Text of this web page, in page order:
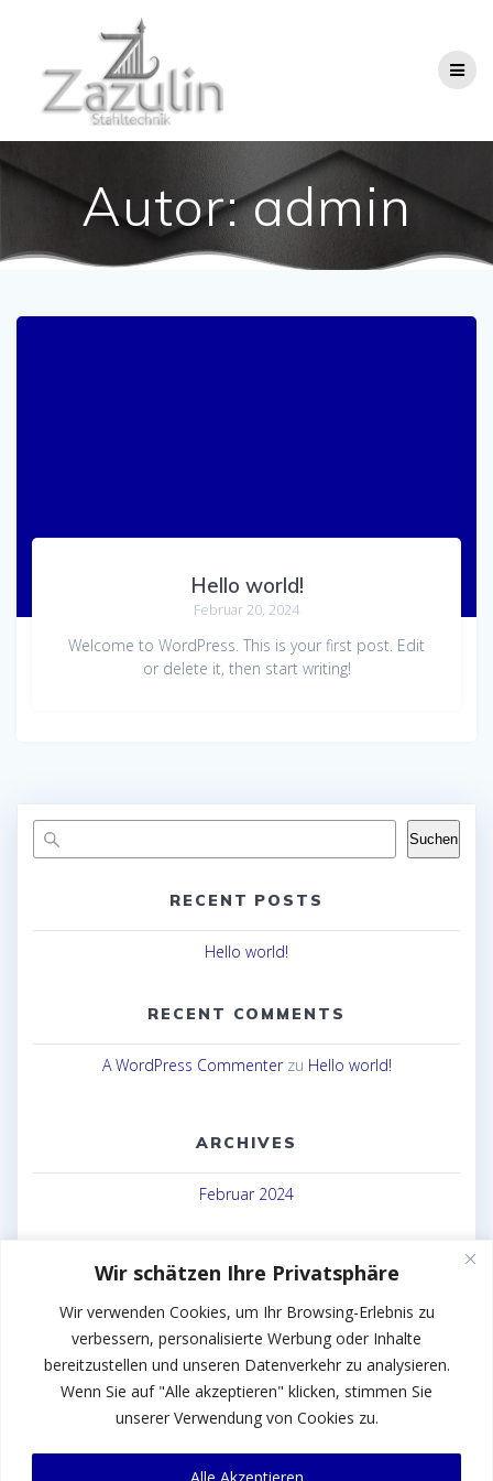
Wir schätzen Ihre Privatsphäre
Wir verwenden Cookies, um Ihr Browsing-Erlebnis zu
verbessern, personalisierte Werbung oder Inhalte
bereitzustellen und unseren Datenverkehr zu analysieren.
Wenn Sie auf "Alle akzeptieren" klicken, stimmen Sie
unserer Verwendung von Cookies zu.
Alle Akzeptieren
Autor:admin
Hello world!
Februar 20, 2024
Welcome to WordPress. This is your first post. Edit
or delete it, then start writing!
Suchen
RECENT POSTS
Hello world!
RECENT COMMENTS
A WordPress Commenterzu Hello world!
ARCHIVES
Februar 2024
Uncategorized
Stahltechnik ZAZ
© 2026 Stahltechnik ZAZ